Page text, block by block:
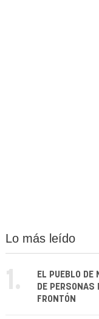
Lo más leído
1.
EL PUEBLO DE
DE PERSONAS
FRONTÓN